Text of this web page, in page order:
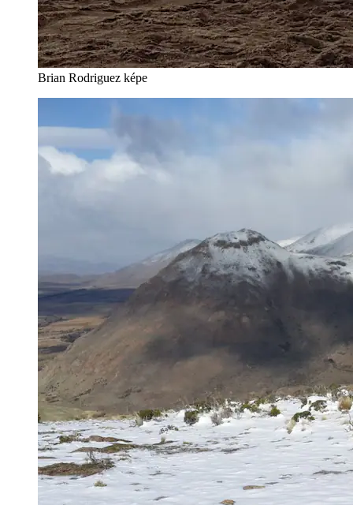
Brian Rodriguez képe